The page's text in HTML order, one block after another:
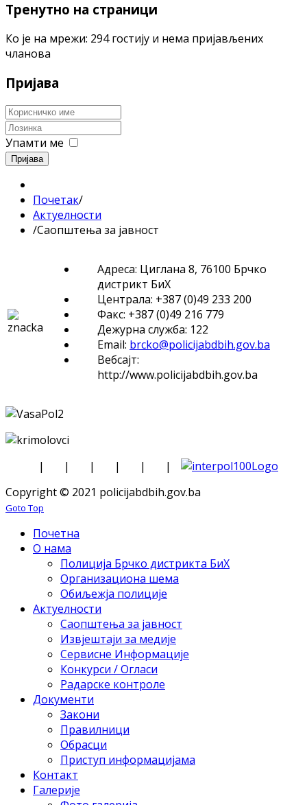
Тренутно на страници
Ко је на мрежи: 294 гостију и нема пријављених
чланова
Пријава
Упамти ме
Пријава
Почетак/
Актуелности
/Саопштења за јавност
Адреса: Циглана 8, 76100 Брчко
дистрикт БиХ
Централа: +387 (0)49 233 200
Факс: +387 (0)49 216 779
Дежурна служба: 122
Email: brcko@policijabdbih.gov.ba
Вебсајт:
http://www.policijabdbih.gov.ba
| | | | |
|
Copyright © 2021 policijabdbih.gov.ba
Goto Top
Почетна
О нама
Полиција Брчко дистрикта БиХ
Организациона шема
Обиљежја полиције
Актуелности
Саопштења за јавност
Извјештаји за медије
Сервисне Информације
Конкурси / Огласи
Радарске контроле
Документи
Закони
Правилници
Обрасци
Приступ информацијама
Контакт
Галерије